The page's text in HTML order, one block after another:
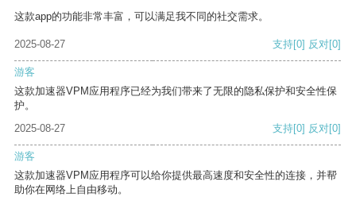
这款app的功能非常丰富，可以满足我不同的社交需求。
2025-08-27 支持[0] 反对[0]
游客
这款加速器VPM应用程序已经为我们带来了无限的隐私保护和安全性保
护。
2025-08-27
支持[0] 反对[0]
游客
这款加速器VPM应用程序可以给你提供最高速度和安全性的连接，并帮
助你在网络上自由移动。